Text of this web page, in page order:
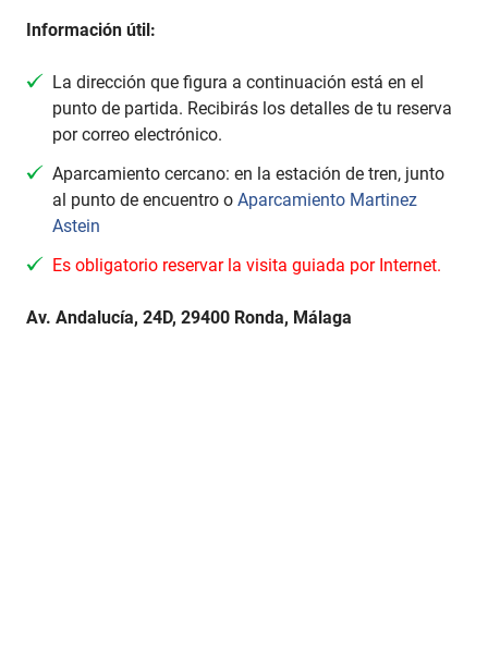
Información útil:
La dirección que figura a continuación está en el
punto de partida. Recibirás los detalles de tu reserva
por correo electrónico.
Aparcamiento cercano: en la estación de tren, junto
al punto de encuentro o Aparcamiento Martinez
Astein
Es obligatorio reservar la visita guiada por Internet.
Av. Andalucía, 24D, 29400 Ronda, Málaga